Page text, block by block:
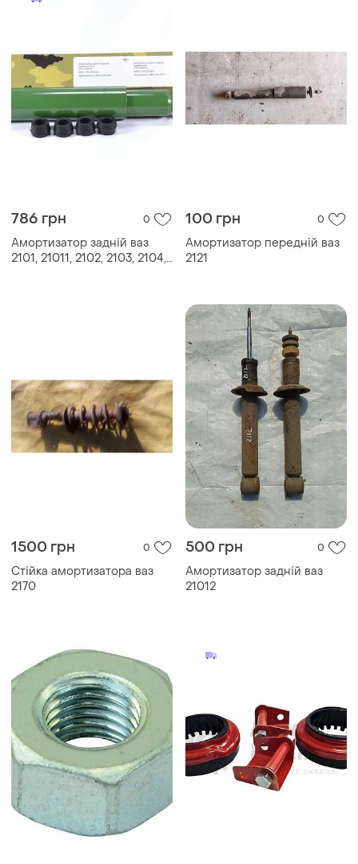
786 грн 0
Амортизатор задній ваз
2101, 21011, 2102, 2103, 2104,
100 грн 0
Амортизатор передній ваз
2121
1500 грн 0
Стійка амортизатора ваз
2170
500 грн 0
Амортизатор задній ваз
21012